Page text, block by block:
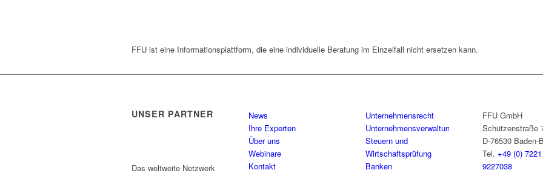
FFU ist eine Informationsplattform, die eine individuelle Beratung im Einzelfall nicht ersetzen kann.
UNSER PARTNER
Das weltweite Netzwerk
News
Ihre Experten
Über uns
Webinare
Kontakt
Unternehmensrecht
Unternehmensverwaltung
Steuern und
Wirtschaftsprüfung
Banken
FFU GmbH
Schützenstraße
D-76530 Baden-
Tel. +49 (0) 7221
9227038